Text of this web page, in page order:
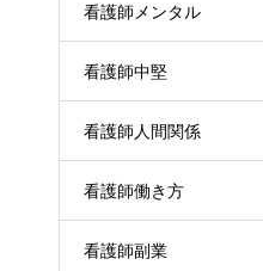
看護師メンタル
看護師中堅
看護師人間関係
看護師働き方
看護師副業